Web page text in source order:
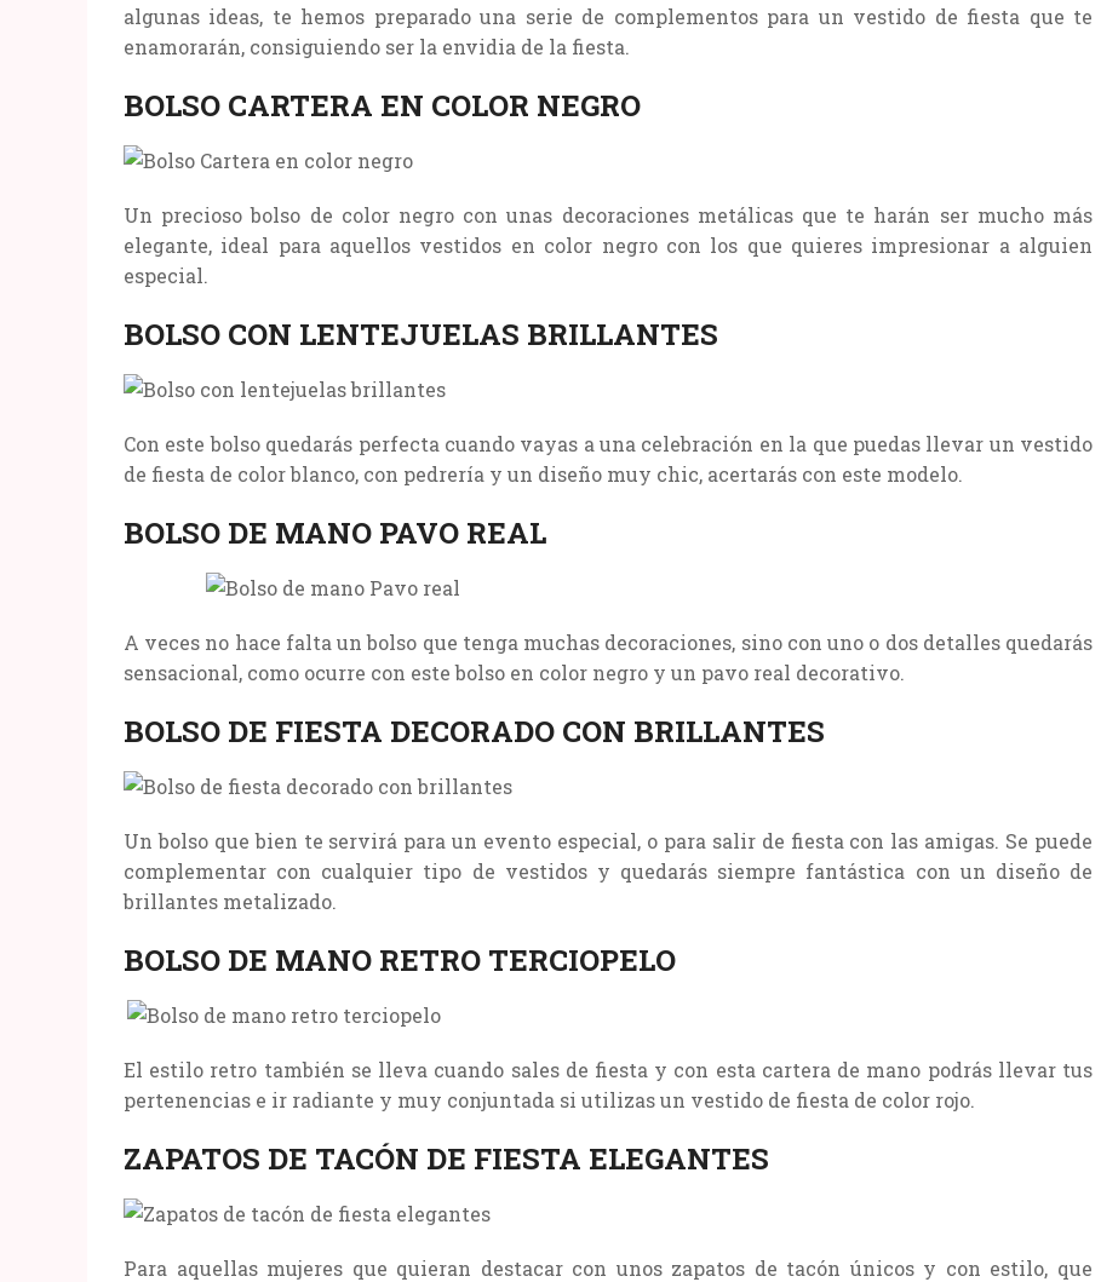
algunas ideas, te hemos preparado una serie de complementos para un vestido de fiesta que te
enamorarán, consiguiendo ser la envidia de la fiesta.
BOLSO CARTERA EN COLOR NEGRO
Un precioso bolso de color negro con unas decoraciones metálicas que te harán ser mucho más
elegante, ideal para aquellos vestidos en color negro con los que quieres impresionar a alguien
especial.
BOLSO CON LENTEJUELAS BRILLANTES
Con este bolso quedarás perfecta cuando vayas a una celebración en la que puedas llevar un vestido
de fiesta de color blanco, con pedrería y un diseño muy chic, acertarás con este modelo.
BOLSO DE MANO PAVO REAL
A veces no hace falta un bolso que tenga muchas decoraciones, sino con uno o dos detalles quedarás
sensacional, como ocurre con este bolso en color negro y un pavo real decorativo.
BOLSO DE FIESTA DECORADO CON BRILLANTES
Un bolso que bien te servirá para un evento especial, o para salir de fiesta con las amigas. Se puede
complementar con cualquier tipo de vestidos y quedarás siempre fantástica con un diseño de
brillantes metalizado.
BOLSO DE MANO RETRO TERCIOPELO
El estilo retro también se lleva cuando sales de fiesta y con esta cartera de mano podrás llevar tus
pertenencias e ir radiante y muy conjuntada si utilizas un vestido de fiesta de color rojo.
ZAPATOS DE TACÓN DE FIESTA ELEGANTES
Para aquellas mujeres que quieran destacar con unos zapatos de tacón únicos y con estilo, que